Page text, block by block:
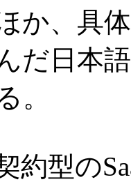
か、具
だ日本
。
約型の